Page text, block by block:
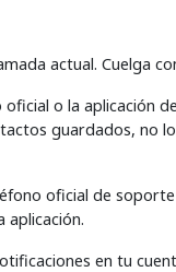
actual. Cuelga
o la aplicación
guardados, no
oficial de
aplicación.
en tu